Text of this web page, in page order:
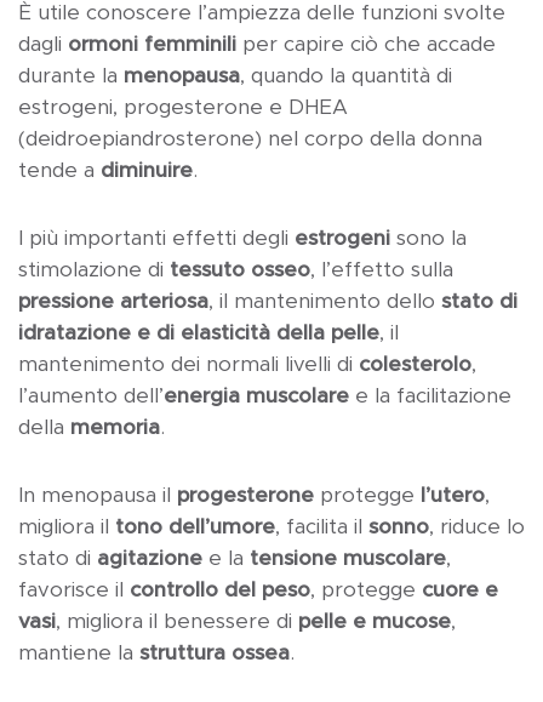
È utile conoscere l’ampiezza delle funzioni svolte
dagli ormoni femminili per capire ciò che accade
durante la menopausa, quando la quantità di
estrogeni, progesterone e DHEA
(deidroepiandrosterone) nel corpo della donna
tende a diminuire.
I più importanti effetti degli estrogeni sono la
stimolazione di tessuto osseo, l’effetto sulla
pressione arteriosa, il mantenimento dello stato di
idratazione e di elasticità della pelle, il
mantenimento dei normali livelli di colesterolo,
l’aumento dell’energia muscolare e la facilitazione
della memoria.
In menopausa il progesterone protegge l’utero,
migliora il tono dell’umore, facilita il sonno, riduce lo
stato di agitazione e la tensione muscolare,
favorisce il controllo del peso, protegge cuore e
vasi, migliora il benessere di pelle e mucose,
mantiene la struttura ossea.